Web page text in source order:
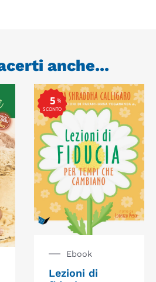
anche...
Ebook
Lezioni di
%
SCONTO
5